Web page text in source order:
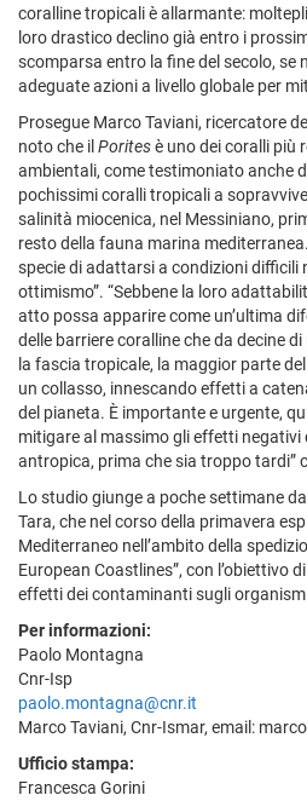
coralline tropicali è allarmante:
loro drastico declino già entro i
scomparsa entro la fine del secolo, se
adeguate azioni a livello globale per
Prosegue Marco Taviani, ricercatore
noto che il Poritesè uno dei coralli più
ambientali, come testimoniato anche
pochissimi coralli tropicali a
salinità miocenica, nel Messiniano,
resto della fauna marina
specie di adattarsi a condizioni difficili
ottimismo”. “Sebbene la loro
atto possa apparire come un’ultima
delle barriere coralline che da decine
la fascia tropicale, la maggior parte
un collasso, innescando effetti a
del pianeta. È importante e urgente,
mitigare al massimo gli effetti negativi
antropica, prima che sia troppo tardi”
Lo studio giunge a poche settimane
Tara, che nel corso della primavera
Mediterraneo nell’ambito della
European Coastlines”, con l’obiettivo
effetti dei contaminanti sugli
Per informazioni:
Paolo Montagna
Cnr-Isp
paolo.montagna@cnr.it
Marco Taviani, Cnr-Ismar, email:
Ufficio stampa:
Francesca Gorini